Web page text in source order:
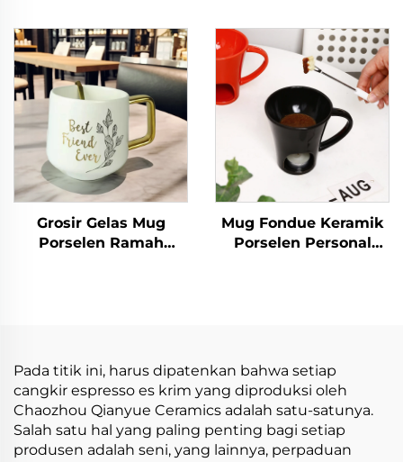
with Custom Pattern
Full Floral Design with
Handle
Kecil Eropa dengan
Piring
Grosir Gelas Mug
Porselen Ramah
Mug Fondue Keramik
Porselen Personal
Pada titik ini, harus dipatenkan bahwa setiap
cangkir espresso es krim yang diproduksi oleh
Chaozhou Qianyue Ceramics adalah satu-satunya.
Salah satu hal yang paling penting bagi setiap
produsen adalah seni, yang lainnya, perpaduan